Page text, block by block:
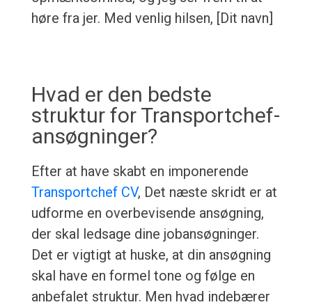
høre fra jer. Med venlig hilsen, [Dit navn]
Hvad er den bedste
struktur for Transportchef-
ansøgninger?
Efter at have skabt en imponerende
Transportchef CV, Det næste skridt er at
udforme en overbevisende ansøgning,
der skal ledsage dine jobansøgninger.
Det er vigtigt at huske, at din ansøgning
skal have en formel tone og følge en
anbefalet struktur. Men hvad indebærer